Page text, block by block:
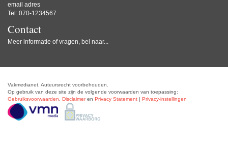
email adres
Tel: 070-1234567
Contact
Meer informatie of vragen, bel naar...
Vakmedianet. Auteursrecht voorbehouden.
Op gebruik van deze site zijn de volgende voorwaarden van toepassing:
Gebruiksvoorwaarden
Disclaimeren Privacy Statement | Privacy-instellingen